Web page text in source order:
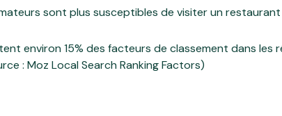
sont plus susceptibles de visiter un
environ 15% des facteurs de classement dans les
: Moz Local Search Ranking Factors)